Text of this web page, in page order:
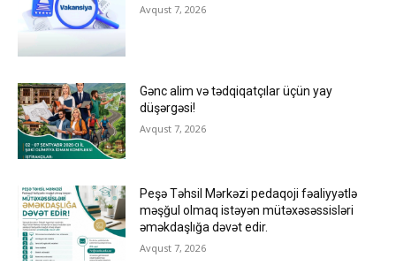
Avqust 7, 2026
Gənc alim və tədqiqatçılar üçün yay
düşərgəsi!
Avqust 7, 2026
Peşə Təhsil Mərkəzi pedaqoji fəaliyyətlə
məşğul olmaq istəyən mütəxəsəssisləri
əməkdaşlığa dəvət edir.
Avqust 7, 2026